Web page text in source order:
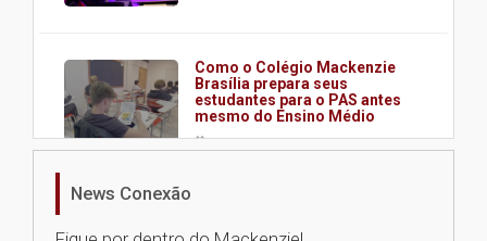
Como o Colégio Mackenzie
Brasília prepara seus
estudantes para o PAS antes
mesmo do Ensino Médio
04.08.2026
na educação dos filhos além da
News Conexão